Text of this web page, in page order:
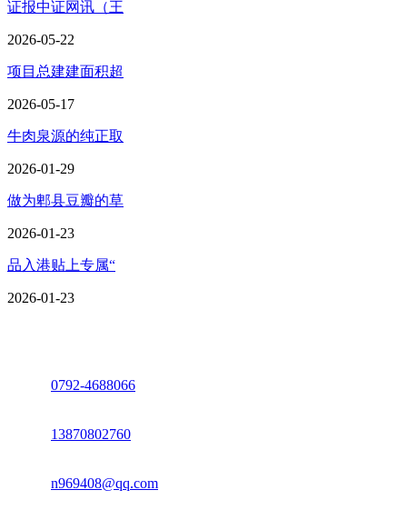
证报中证网讯（王
2026-05-22
项目总建建面积超
2026-05-17
牛肉泉源的纯正取
2026-01-29
做为郫县豆瓣的草
2026-01-23
品入港贴上专属“
2026-01-23
0792-4688066
13870802760
n969408@qq.com